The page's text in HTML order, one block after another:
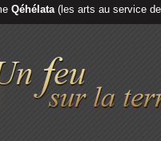
Qéhélata(les arts au service